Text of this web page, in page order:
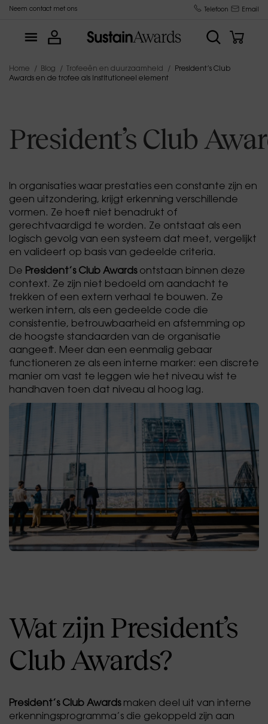
Neem contact met ons
Trofeeënfabrikant sinds 2015 Telefoon Email
Home Blog Trofeeën en duurzaamheid
President’s Club
Awards en de trofee als institutioneel element
President’s Club
In organisaties waar prestaties een constante zijn en
geen uitzondering, krijgt erkenning verschillende
vormen. Ze hoeft niet benadrukt of
gerechtvaardigd te worden. Ze ontstaat als een
logisch gevolg van een systeem dat meet, vergelijkt
en valideert op basis van gedeelde criteria.
De President’s Club Awardsontstaan binnen deze
context. Ze zijn niet bedoeld om aandacht te
trekken of een extern verhaal te bouwen. Ze
werken intern, als een gedeelde code die
consistentie, betrouwbaarheid en afstemming op
de hoogste standaarden van de organisatie
aangeeft. Meer dan een eenmalig gebaar
functioneren ze als een interne marker: een discrete
manier om vast te leggen wie het niveau wist te
handhaven toen dat niveau al hoog lag.
Wat zijn President’s
Club Awards?
President’s Club Awardsmaken deel uit van interne
erkenningsprogramma’s die gekoppeld zijn aan